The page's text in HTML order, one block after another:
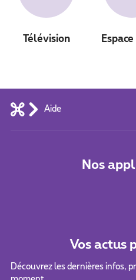
Télévision
Aide
Nos
Vos actus
Découvrez les dernières infos,